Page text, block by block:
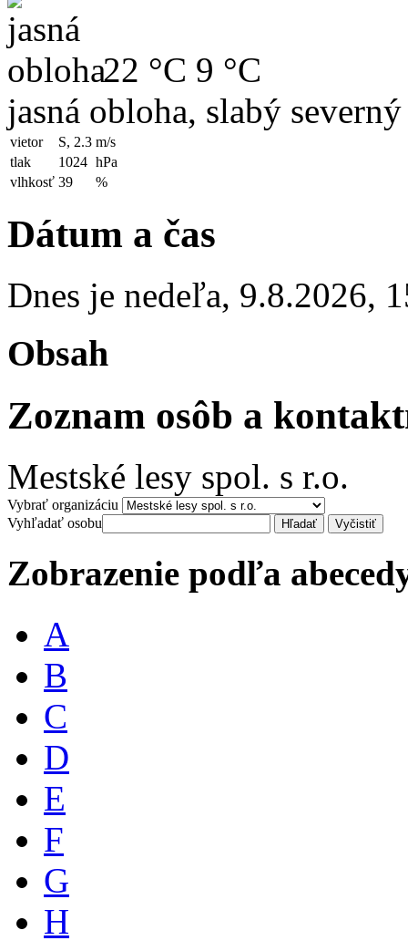
22 °C 9 °C
jasná obloha, slabý
vietor S, 2.3 m/s
tlak
1024 hPa
vlhkosť 39 %
Dátum a čas
Dnes je nedeľa, 9.8.2026,
Obsah
Zoznam osôb a
Mestské lesy spol. s r.o.
Vybrať organizáciu
Vyhľadať osobu
Zobrazenie podľa
A
B
C
D
E
F
G
H